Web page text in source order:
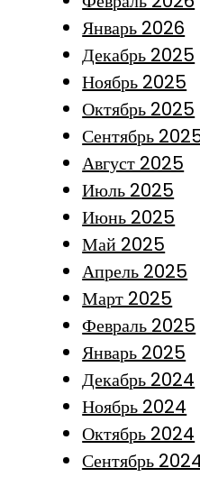
Январь 2026
Декабрь 2025
Ноябрь 2025
Октябрь 2025
Сентябрь
Август 2025
Июль 2025
Июнь 2025
Май 2025
Апрель 2025
Март 2025
Февраль 2025
Январь 2025
Декабрь 2024
Ноябрь 2024
Октябрь 2024
Сентябрь